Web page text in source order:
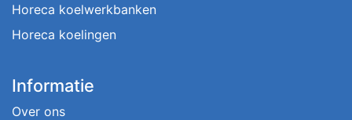
Horeca koelwerkbanken
Horeca koelingen
Informatie
Over ons